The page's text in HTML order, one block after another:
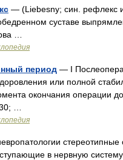
— (Liebesny; син. рефлекс
суставе
…
период — I
или полной
окончания операции
…
в нервную